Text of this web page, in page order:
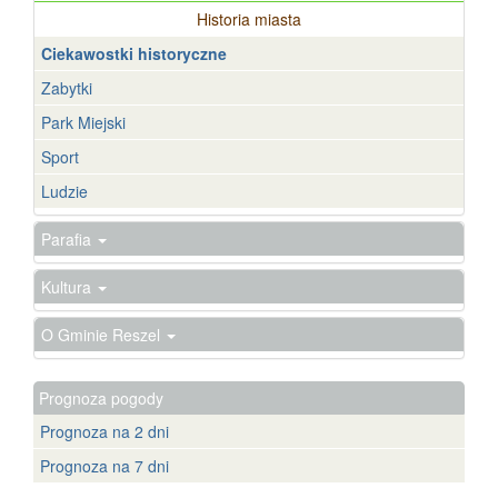
Historia miasta
Ciekawostki historyczne
Zabytki
Park Miejski
Sport
Ludzie
Parafia
Kultura
O Gminie Reszel
Prognoza pogody
Prognoza na 2 dni
Prognoza na 7 dni